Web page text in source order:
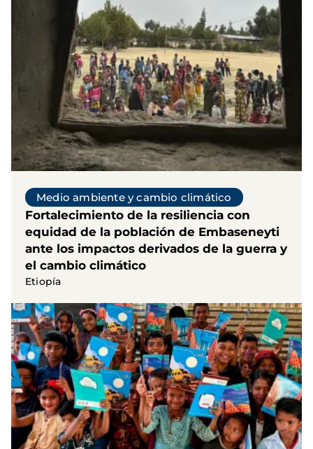
Medio ambiente y cambio climático
Fortalecimiento de la resiliencia con
equidad de la población de Embaseneyti
ante los impactos derivados de la guerra y
el cambio climático
Etiopía